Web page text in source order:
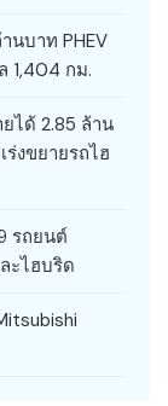
นบาท PHEV
1,404 กม.
ได้ 2.85 ล้าน
งขยายรถไฮ
รถยนต์
ะไฮบริด